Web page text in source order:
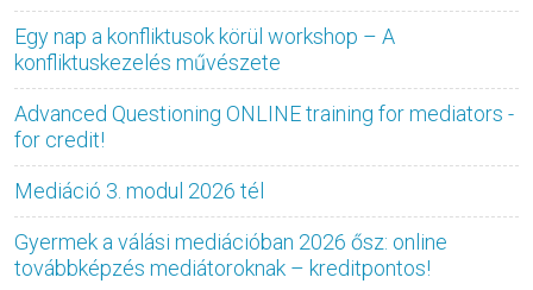
Egy nap a konfliktusok körül workshop – A
konfliktuskezelés művészete
Advanced Questioning ONLINE training for mediators -
for credit!
Mediáció 3. modul 2026 tél
Gyermek a válási mediációban 2026 ősz: online
továbbképzés mediátoroknak – kreditpontos!